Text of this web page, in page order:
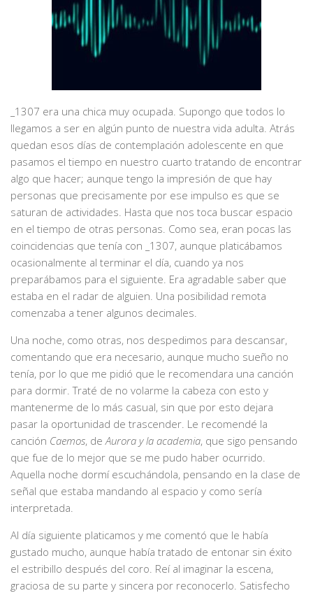
_1307 era una chica muy ocupada. Supongo que todos lo
llegamos a ser en algún punto de nuestra vida adulta. Atrás
quedan esos días de contemplación adolescente en que
pasamos el tiempo en nuestro cuarto tratando de encontrar
algo que hacer; aunque tengo la impresión de que hay
personas que precisamente por ese impulso es que se
saturan de actividades. Hasta que nos toca buscar espacio
en el tiempo de otras personas. Como sea, eran pocas las
coincidencias que tenía con _1307, aunque platicábamos
ocasionalmente al terminar el día, cuando ya nos
preparábamos para el siguiente. Era agradable saber que
estaba en el radar de alguien. Una posibilidad remota
comenzaba a tener algunos decimales.
Una noche, como otras, nos despedimos para descansar,
comentando que era necesario, aunque mucho sueño no
tenía, por lo que me pidió que le recomendara una canción
para dormir. Traté de no volarme la cabeza con esto y
mantenerme de lo más casual, sin que por esto dejara
pasar la oportunidad de trascender. Le recomendé la
canción Caemos, deAurora y la academia, que sigo pensando
que fue de lo mejor que se me pudo haber ocurrido.
Aquella noche dormí escuchándola, pensando en la clase de
señal que estaba mandando al espacio y como sería
interpretada.
Al día siguiente platicamos y me comentó que le había
gustado mucho, aunque había tratado de entonar sin éxito
el estribillo después del coro. Reí al imaginar la escena,
graciosa de su parte y sincera por reconocerlo. Satisfecho